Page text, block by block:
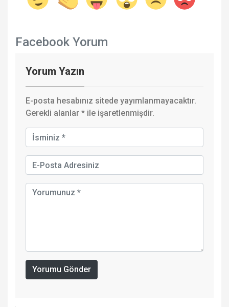
Facebook Yorum
Yorum Yazın
E-posta hesabınız sitede yayımlanmayacaktır.
Gerekli alanlar * ile işaretlenmişdir.
Yorumu Gönder